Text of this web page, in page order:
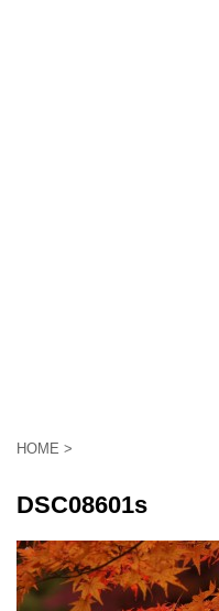
HOME >
DSC08601s